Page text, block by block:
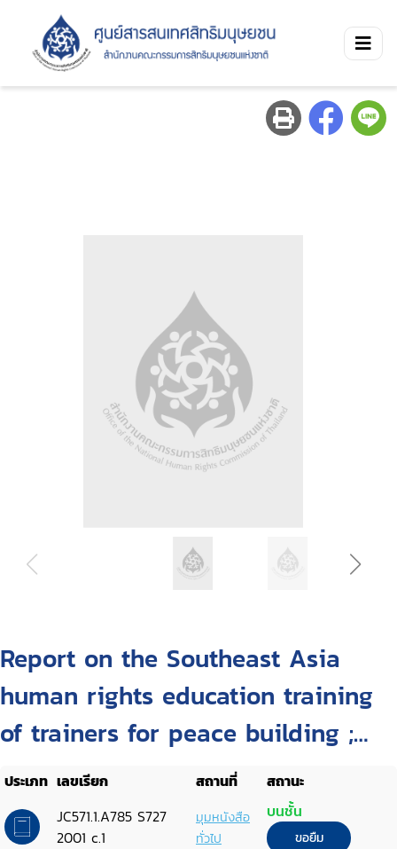
Report on the Southeast Asia
human rights education training
of trainers for peace building ;
Bangkok, Thailand October 23-27,
2001
ประเภท เลขเรียก สถานที่
สถานะ
JC571.1.A785 S727
2001 c.1
มุมหนังสือ
ทั่วไป
บนชั้น
ขอยืม